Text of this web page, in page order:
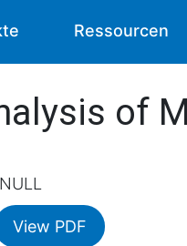
Ressourcen
of
NULL
View PDF